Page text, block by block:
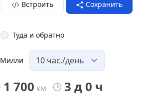
Встроить Сохранить
Туда и обратно
Милли
1 700 км 3 д 0 ч